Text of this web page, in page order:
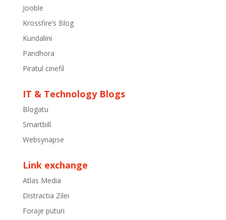
Jooble
Krossfire’s Blog
Kundalini
Pandhora
Piratul cinefil
IT & Technology Blogs
Blogatu
Smartbill
Websynapse
Link exchange
Atlas Media
Distractia Zilei
Foraje puturi